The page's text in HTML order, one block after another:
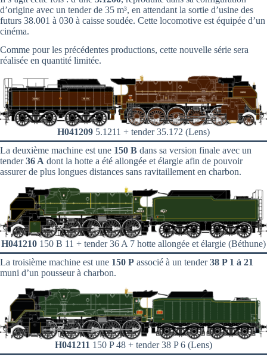
d’origine avec un tender de 35 m³, en attendant la sortie d’usine des
futurs 38.001 à 030 à caisse soudée. Cette locomotive est équipée d’un
cinéma.
Comme pour les précédentes productions, cette nouvelle série sera
réalisée en quantité limitée.
H041209 5.1211 + tender 35.172 (Lens)
La deuxième machine est une 150 B dans sa version finale avec un
tender36 A dont la hotte a été allongée et élargie afin de pouvoir
assurer de plus longues distances sans ravitaillement en charbon.
H041210 150 B 11 + tender 36 A 7 hotte allongée et élargie (Béthune)
La troisième machine est une 150 P associé à un tender38 P 1 à 21
muni d’un pousseur à charbon.
H041211 150 P 48 + tender 38 P 6 (Lens)